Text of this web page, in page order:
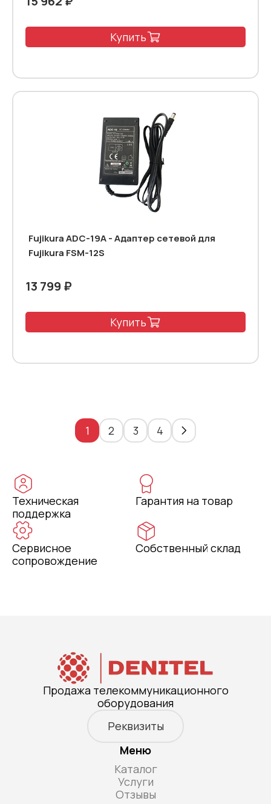
Купить
Fujikura ADC-19А - Адаптер сетевой для
Fujikura FSM-12S
13 799 ₽
Купить
1 2 3 4
Техническая
поддержка
Гарантия на товар
Сервисное
сопровождение
Собственный склад
Продажа телекоммуникационного
оборудования
Реквизиты
Меню
Каталог
Услуги
Отзывы